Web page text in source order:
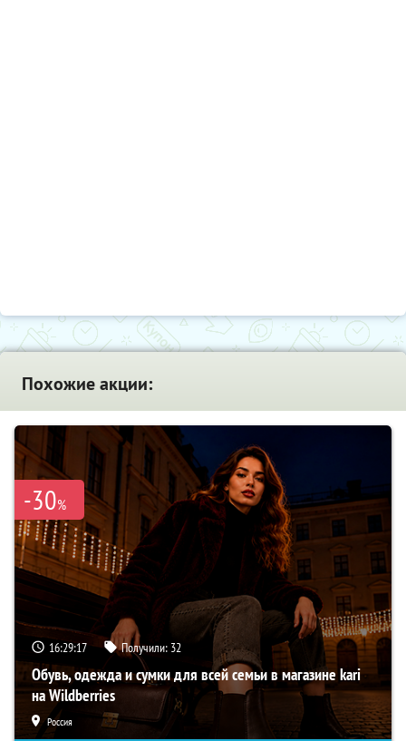
Похожие акции:
-30%
16:29:16 Получили: 32
Обувь, одежда и сумки для всей семьи в магазине kari
на Wildberries
Россия